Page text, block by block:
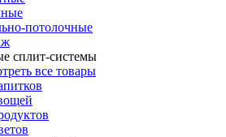
потолочные
сплит-системы
все товары